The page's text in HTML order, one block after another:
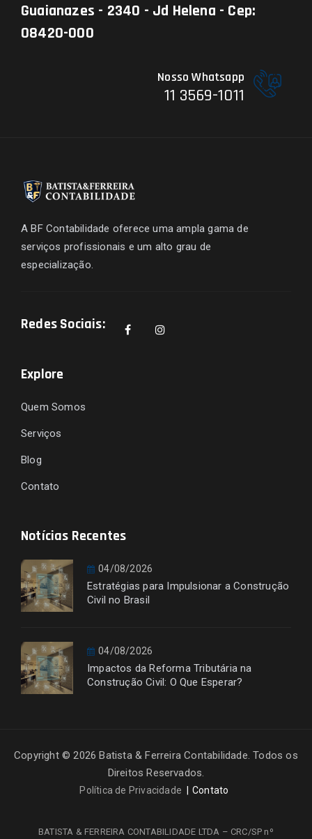
Guaianazes - 2340 - Jd Helena - Cep:
08420-000
Nosso Whatsapp
11 3569-1011
A BF Contabilidade oferece uma ampla gama de
serviços profissionais e um alto grau de
especialização.
Redes Sociais:
Explore
Quem Somos
Serviços
Blog
Contato
Notícias Recentes
04/08/2026
Estratégias para Impulsionar a Construção
Civil no Brasil
04/08/2026
Impactos da Reforma Tributária na
Construção Civil: O Que Esperar?
Copyright © 2026 Batista & Ferreira Contabilidade. Todos os
Direitos Reservados.
Política de Privacidade Contato
BATISTA & FERREIRA CONTABILIDADE LTDA – CRC/SP nº